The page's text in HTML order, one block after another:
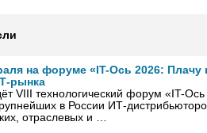
на форуме «IT-Ось 2026: Плачу
рынка
VIII технологический форум «IT-
в России ИТ-
отраслевых и …